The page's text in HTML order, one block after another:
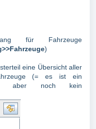
für Fahrzeuge
)
eine Übersicht aller
(= es ist ein
aber noch kein